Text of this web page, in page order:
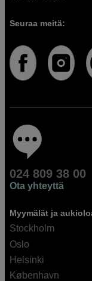
Seuraa meitä:
024 809 38 00
Ota yhteyttä
Myymälät ja
Stockholm
Oslo
Helsinki
København